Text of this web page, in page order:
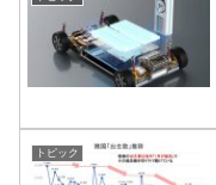
トピック